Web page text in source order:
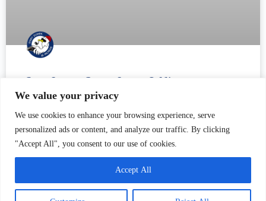
We value your privacy
We use cookies to enhance your browsing experience, serve
personalized ads or content, and analyze our traffic. By clicking
"Accept All", you consent to our use of cookies.
Accept All
Blitz Crew z Domu Sztuki GAK
Wieczór pełen energii, pasji i różnorodności artystycznej – tak
Wydarzenie to odbyło się w Stacji Orunia na ul. Dworcwoej,
gdzie